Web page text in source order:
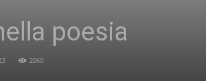
poesia
2060